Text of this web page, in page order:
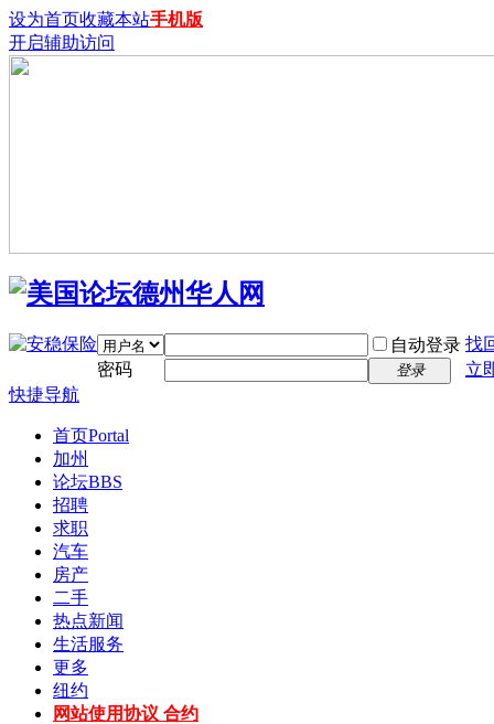
设为首页收藏本站手机版
开启辅助访问
自动登录 找
密码
登录
立
快捷导航
首页Portal
加州
论坛BBS
招聘
求职
汽车
房产
二手
热点新闻
生活服务
更多
纽约
网站使用协议 合约